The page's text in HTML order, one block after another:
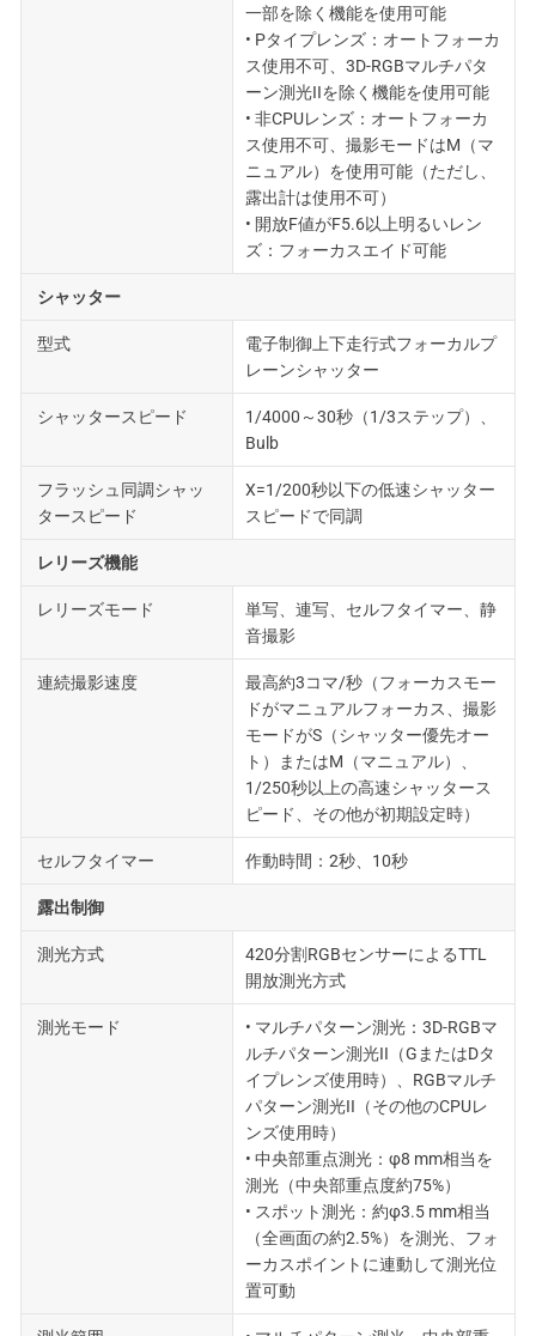
一部を除く機能を使用可能
• Pタイプレンズ：オートフォーカ
ス使用不可、3D-RGBマルチパタ
ーン測光IIを除く機能を使用可能
• 非CPUレンズ：オートフォーカ
ス使用不可、撮影モードはM（マ
ニュアル）を使用可能（ただし、
露出計は使用不可）
• 開放F値がF5.6以上明るいレン
ズ：フォーカスエイド可能
シャッター
型式
電子制御上下走行式フォーカルプ
レーンシャッター
シャッタースピード
1/4000～30秒（1/3ステップ）、
Bulb
フラッシュ同調シャッ
タースピード
X=1/200秒以下の低速シャッター
スピードで同調
レリーズ機能
レリーズモード
単写、連写、セルフタイマー、静
音撮影
連続撮影速度
最高約3コマ/秒（フォーカスモー
ドがマニュアルフォーカス、撮影
モードがS（シャッター優先オー
ト）またはM（マニュアル）、
1/250秒以上の高速シャッタース
ピード、その他が初期設定時）
セルフタイマー 作動時間：2秒、10秒
露出制御
測光方式
420分割RGBセンサーによるTTL
開放測光方式
測光モード
• マルチパターン測光：3D-RGBマ
ルチパターン測光II（GまたはDタ
イプレンズ使用時）、RGBマルチ
パターン測光II（その他のCPUレ
ンズ使用時）
• 中央部重点測光：φ8 mm相当を
測光（中央部重点度約75%）
• スポット測光：約φ3.5 mm相当
（全画面の約2.5%）を測光、フォ
ーカスポイントに連動して測光位
置可動